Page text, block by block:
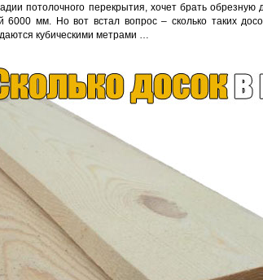
потолочного перекрытия, хочет брать обрезную
мм. Но вот встал вопрос – сколько таких
кубическими метрами …